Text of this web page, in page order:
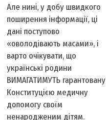
Але нині, у добу швидкого
поширення інформації, ці
дані поступово
«оволодівають масами», і
варто очікувати, що
українські родини
ВИМАГАТИМУТЬ гарантовану
Конституцією медичну
допомогу своїм
ненародженим дітям.